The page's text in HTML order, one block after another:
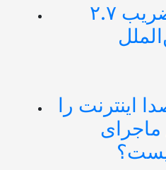
ماجرای اعمال ضریب ۲.۷
اینترنت را
ماجرای